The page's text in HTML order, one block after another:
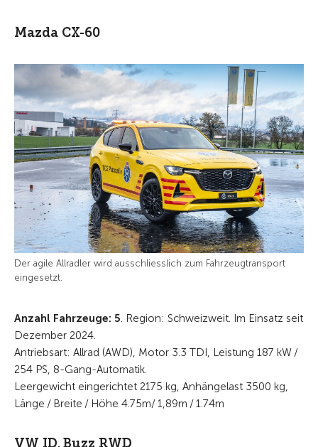
Mazda CX-60
Der agile Allradler wird ausschliesslich zum Fahrzeug­transport
eingesetzt.
Anzahl Fahrzeuge: 5. Region: Schweizweit. Im Einsatz seit
Dezember 2024.
Antriebsart: Allrad (AWD), Motor 3.3 TDI, Leistung 187 kW /
254 PS, 8-Gang-Automatik.
Leergewicht eingerichtet 2175 kg, Anhängelast 3500 kg,
Länge / Breite / Höhe 4.75m/ 1,89m / 1.74m
VW ID. Buzz RWD